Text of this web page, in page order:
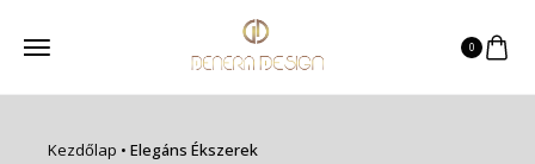
0
Kezdőlap • Elegáns Ékszerek